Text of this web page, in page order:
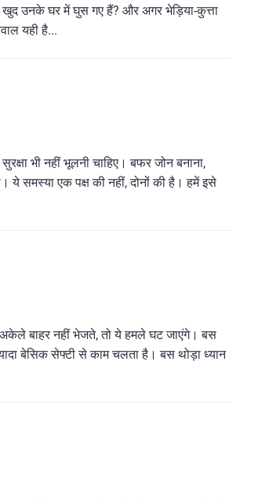
उनके घर में घुस गए हैं? और अगर भेड़िया-कुत्ता
यही है...
भी नहीं भूलनी चाहिए। बफर जोन बनाना,
ये समस्या एक पक्ष की नहीं, दोनों की है। हमें इसे
अकेले बाहर नहीं भेजते, तो ये हमले घट जाएंगे। बस
बेसिक सेफ्टी से काम चलता है। बस थोड़ा ध्यान